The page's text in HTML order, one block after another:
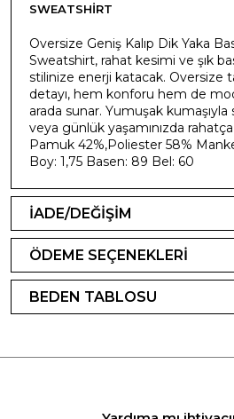
SWEATSHIRT
Oversize Geniş Kalıp Dik Yaka
Sweatshirt, rahat kesimi ve şık
stilinize enerji katacak. Oversize
detayı, hem konforu hem de
arada sunar. Yumuşak
veya günlük yaşamınızda
Pamuk 42%,Poliester 58%
Boy: 1,75 Basen: 89 Bel: 60
İADE/DEĞİŞİM
ÖDEME SEÇENEKLERİ
BEDEN TABLOSU